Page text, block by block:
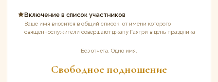
Включение в список участников
Ваше имя вносится в общий список, от имени которого
священнослужители совершают джапу Гаятри в день праздника
Без отчёта. Одно имя.
Свободное подношение